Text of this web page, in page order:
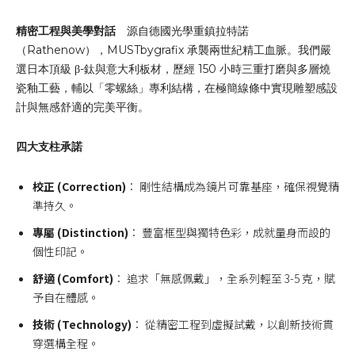
精密工程與美學對話 源自德國光學重鎮拉特諾
（Rathenow），MUSTbygrafix 承襲兩世紀精工血脈。我們嚴
選日本頂級 β-鈦與意大利板材，歷經 150 小時三重打磨與多層燒
瓷釉工藝，輔以「零螺絲」專利結構，在極簡線條中實現雕塑感設
計與無感舒適的完美平衡。
四大支柱承諾
校正 (Correction) ： 剛性結構成為鏡片可靠基座，確保視覺精
準持久。
專屬 (Distinction) ： 豐富框型與獨特色彩，成就量身而設的
個性印記。
舒適 (Comfort) ： 追求「無感佩戴」，全系列輕至 3-5 克，賦
予自在體感。
技術 (Technology) ： 從精密工程到虛擬試戴，以創新技術貫
穿選構全程。